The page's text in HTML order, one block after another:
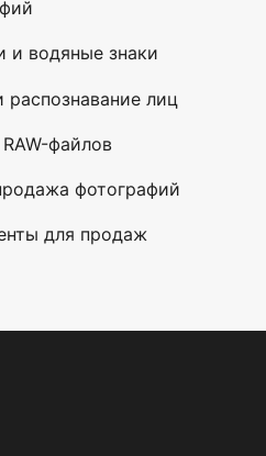
водяные знаки
лиц
файлов
фотографий
для продаж